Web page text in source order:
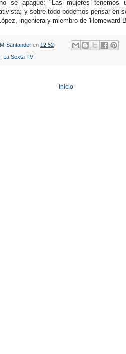
se apague: "Las mujeres tenemos
y sobre todo podemos pensar en
ingeniera y miembro de 'Homeward
Santander en 12:52
La Sexta TV
Inicio